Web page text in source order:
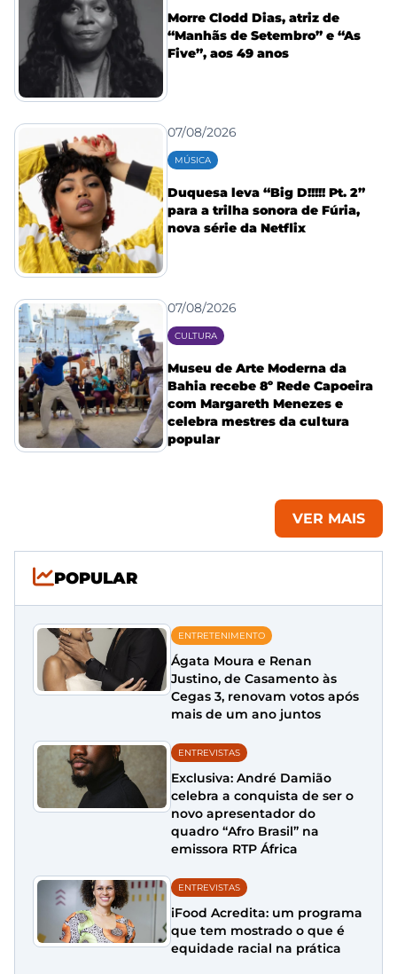
Morre Clodd Dias, atriz de
“Manhãs de Setembro” e “As
Five”, aos 49 anos
07/08/2026
MÚSICA
Duquesa leva “Big D!!!!! Pt. 2”
para a trilha sonora de Fúria,
nova série da Netflix
07/08/2026
CULTURA
Museu de Arte Moderna da
Bahia recebe 8º Rede Capoeira
com Margareth Menezes e
celebra mestres da cultura
popular
VER MAIS
POPULAR
ENTRETENIMENTO
Ágata Moura e Renan
Justino, de Casamento às
Cegas 3, renovam votos após
mais de um ano juntos
ENTREVISTAS
Exclusiva: André Damião
celebra a conquista de ser o
novo apresentador do
quadro “Afro Brasil” na
emissora RTP África
ENTREVISTAS
iFood Acredita: um programa
que tem mostrado o que é
equidade racial na prática